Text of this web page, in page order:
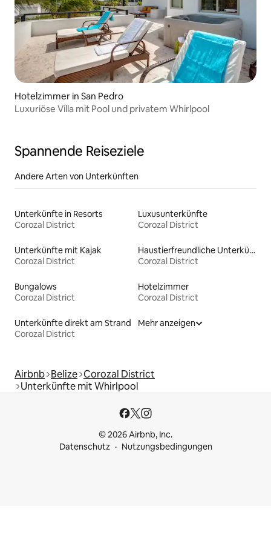
Hotelzimmer in San Pedro
Luxuriöse Villa mit Pool und privatem Whirlpool
Spannende Reiseziele
Andere Arten von Unterkünften
Unterkünfte in Resorts
Corozal District
Luxusunterkünfte
Corozal District
Unterkünfte mit Kajak
Corozal District
Haustierfreundliche Unterkünfte
Corozal District
Bungalows
Corozal District
Hotelzimmer
Corozal District
Unterkünfte direkt am Strand
Corozal District
Mehr anzeigen
Airbnb Belize Corozal District
Unterkünfte mit Whirlpool
© 2026 Airbnb, Inc.
Datenschutz
Nutzungsbedingungen